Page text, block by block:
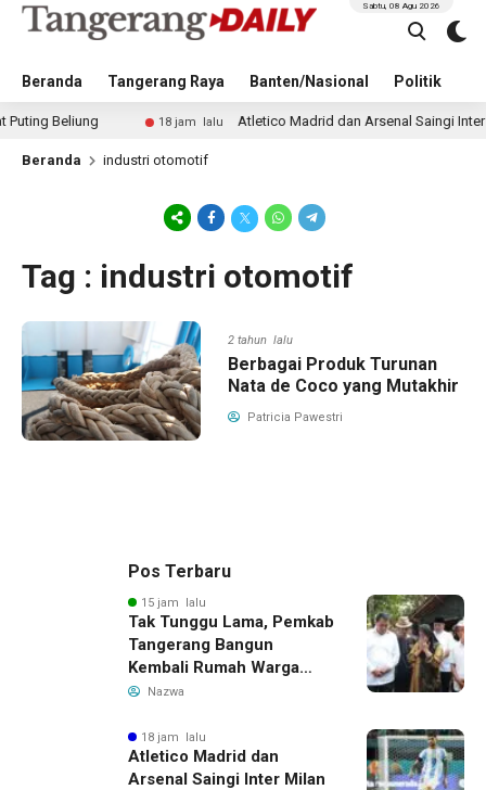
Beranda Tangerang Raya Banten/Nasional Politik
Sabtu, 08 Agu 2026
Beliung 18 jam lalu Atletico Madrid dan Arsenal Saingi Inter
Beranda industri otomotif
Tag : industri otomotif
2 tahun lalu
Berbagai Produk Turunan
Nata de Coco yang Mutakhir
Patricia Pawestri
Pos Terbaru
15 jam lalu
Tak Tunggu Lama, Pemkab
Tangerang Bangun
Kembali Rumah Warga
yang Roboh Akibat Puting
Nazwa
18 jam lalu
Atletico Madrid dan
Arsenal Saingi Inter Milan